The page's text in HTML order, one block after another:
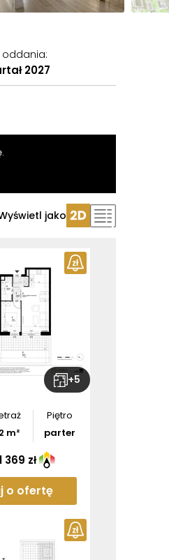
oddania:
2027
jako
+5
m²
Piętro
parter
369 zł
o ofertę